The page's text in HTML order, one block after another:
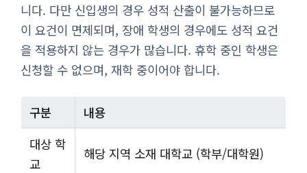
니다. 다만 신입생의 경우 성적 산출이 불가능하므로
이 요건이 면제되며, 장애 학생의 경우에도 성적 요건
을 적용하지 않는 경우가 많습니다. 휴학 중인 학생은
신청할 수 없으며, 재학 중이어야 합니다.
구분
내용
대상 학
교
해당 지역 소재 대학교 (학부/대학원)